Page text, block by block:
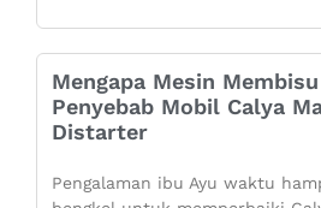
Mengapa Mesin
Penyebab Mobil Calya
Distarter
Pengalaman ibu Ayu waktu